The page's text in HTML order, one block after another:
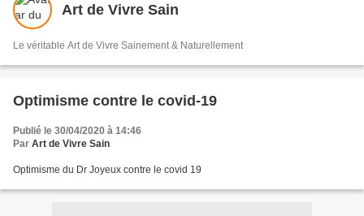
Art de Vivre Sain
Le véritable Art de Vivre Sainement & Naturellement
Optimisme contre le covid-19
Publié le 30/04/2020 à 14:46
Par Art de Vivre Sain
Optimisme du Dr Joyeux contre le covid 19